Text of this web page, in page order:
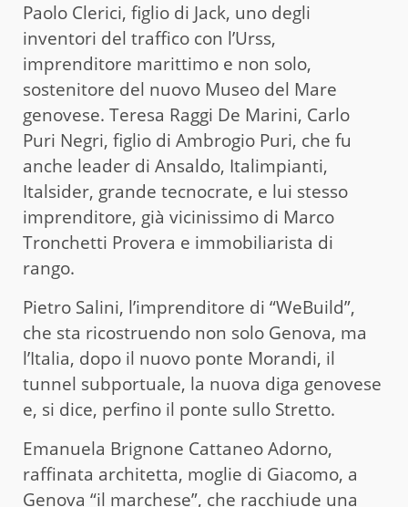
Paolo Clerici, figlio di Jack, uno degli
inventori del traffico con l’Urss,
imprenditore marittimo e non solo,
sostenitore del nuovo Museo del Mare
genovese. Teresa Raggi De Marini, Carlo
Puri Negri, figlio di Ambrogio Puri, che fu
anche leader di Ansaldo, Italimpianti,
Italsider, grande tecnocrate, e lui stesso
imprenditore, già vicinissimo di Marco
Tronchetti Provera e immobiliarista di
rango.
Pietro Salini, l’imprenditore di “WeBuild”,
che sta ricostruendo non solo Genova, ma
l’Italia, dopo il nuovo ponte Morandi, il
tunnel subportuale, la nuova diga genovese
e, si dice, perfino il ponte sullo Stretto.
Emanuela Brignone Cattaneo Adorno,
raffinata architetta, moglie di Giacomo, a
Genova “il marchese”, che racchiude una